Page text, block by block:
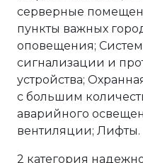
серверные
пункты важных
оповещения;
сигнализации и
устройства;
с большим
аварийного
вентиляции; Лифты.
2 категория